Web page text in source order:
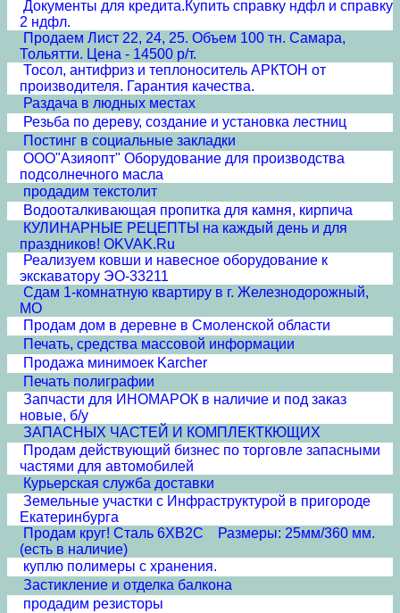
Документы для кредита.Купить справку ндфл и справку
2 ндфл.
Продаем Лист 22, 24, 25. Объем 100 тн. Самара,
Тольятти. Цена - 14500 р/т.
Тосол, антифриз и теплоноситель АРКТОН от
производителя. Гарантия качества.
Раздача в людных местах
Резьба по дереву, создание и установка лестниц
Постинг в социальные закладки
ООО"Азияопт" Оборудование для производства
подсолнечного масла
продадим текстолит
Водооталкивающая пропитка для камня, кирпича
КУЛИНАРНЫЕ РЕЦЕПТЫ на каждый день и для
праздников! OKVAK.Ru
Реализуем ковши и навесное оборудование к
экскаватору ЭО-33211
Сдам 1-комнатную квартиру в г. Железнодорожный,
МО
Продам дом в деревне в Смоленской области
Печать, средства массовой информации
Продажа минимоек Karcher
Печать полиграфии
Запчасти для ИНОМАРОК в наличие и под заказ
новые, б/у
ЗАПАСНЫХ ЧАСТЕЙ И КОМПЛЕКТКЮЩИХ
Продам действующий бизнес по торговле запасными
частями для автомобилей
Курьерская служба доставки
Земельные участки с Инфраструктурой в пригороде
Екатеринбурга
Продам круг! Сталь 6ХВ2С Размеры: 25мм/360 мм.
(есть в наличие)
куплю полимеры с хранения.
Застикление и отделка балкона
продадим резисторы